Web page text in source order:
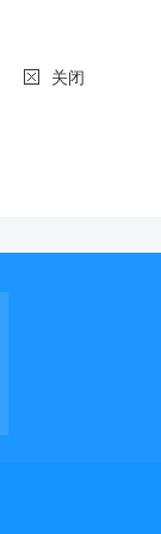
关闭